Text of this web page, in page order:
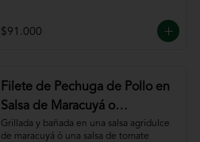
$91.000
Filete de Pechuga de Pollo en
Salsa de Maracuyá o
Pomodoro
Grillada y bañada en una salsa agridulce
de maracuyá ó una salsa de tomate